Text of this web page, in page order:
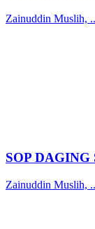
Zainuddin Muslih,
SOP
Zainuddin Muslih,